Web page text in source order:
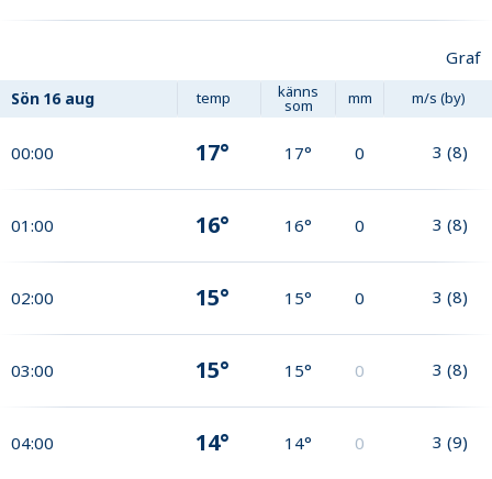
Graf
Sön 16 aug temp känns
som mm m/s (by)
00:00 17° 17° 0 3 (8)
01:00 16° 16° 0 3 (8)
02:00 15° 15° 0 3 (8)
03:00 15° 15° 0 3 (8)
04:00 14° 14° 0 3 (9)